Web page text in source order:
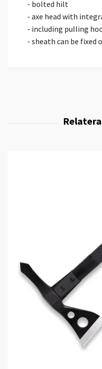
- bolted hilt
- axe head with
- including pulling
- sheath can be fixed